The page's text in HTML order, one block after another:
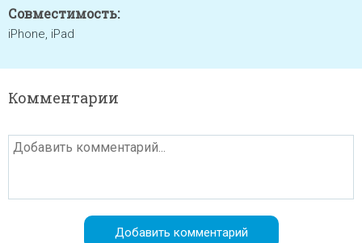
Совместимость:
iPhone, iPad
Комментарии